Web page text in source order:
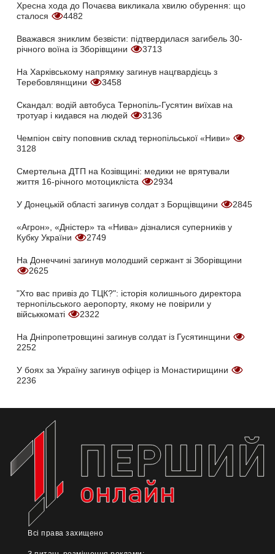
Хресна хода до Почаєва викликала хвилю обурення: що
сталося
4482
Вважався зниклим безвісти: підтвердилася загибель 30-
річного воїна із Зборівщини
3713
На Харківському напрямку загинув нацгвардієць з
Теребовлянщини
3458
Скандал: водій автобуса Тернопіль-Гусятин виїхав на
тротуар і кидався на людей
3136
Чемпіон світу поповнив склад тернопільської «Ниви»
3128
Смертельна ДТП на Козівщині: медики не врятували
життя 16-річного мотоцикліста
2934
У Донецькій області загинув солдат з Борщівщини 2845
«Агрон», «Дністер» та «Нива» дізналися суперників у
Кубку України
2749
На Донеччині загинув молодший сержант зі Зборівщини
2625
"Хто вас привіз до ТЦК?": історія колишнього директора
тернопільського аеропорту, якому не повірили у
військкоматі
2322
На Дніпропетровщині загинув солдат із Гусятинщини
2252
У боях за Україну загинув офіцер із Монастирищини
2236
Всі права захищено